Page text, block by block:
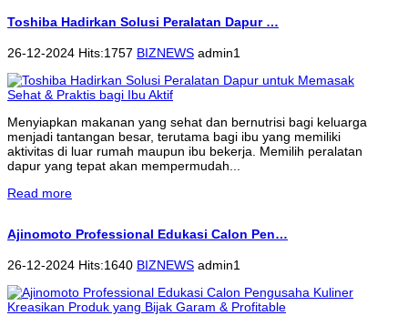
Toshiba Hadirkan Solusi Peralatan Dapur …
26-12-2024 Hits:1757 BIZNEWS admin1
Menyiapkan makanan yang sehat dan bernutrisi bagi keluarga
menjadi tantangan besar, terutama bagi ibu yang memiliki
aktivitas di luar rumah maupun ibu bekerja. Memilih peralatan
dapur yang tepat akan mempermudah...
Read more
Ajinomoto Professional Edukasi Calon Pen…
26-12-2024 Hits:1640 BIZNEWS admin1